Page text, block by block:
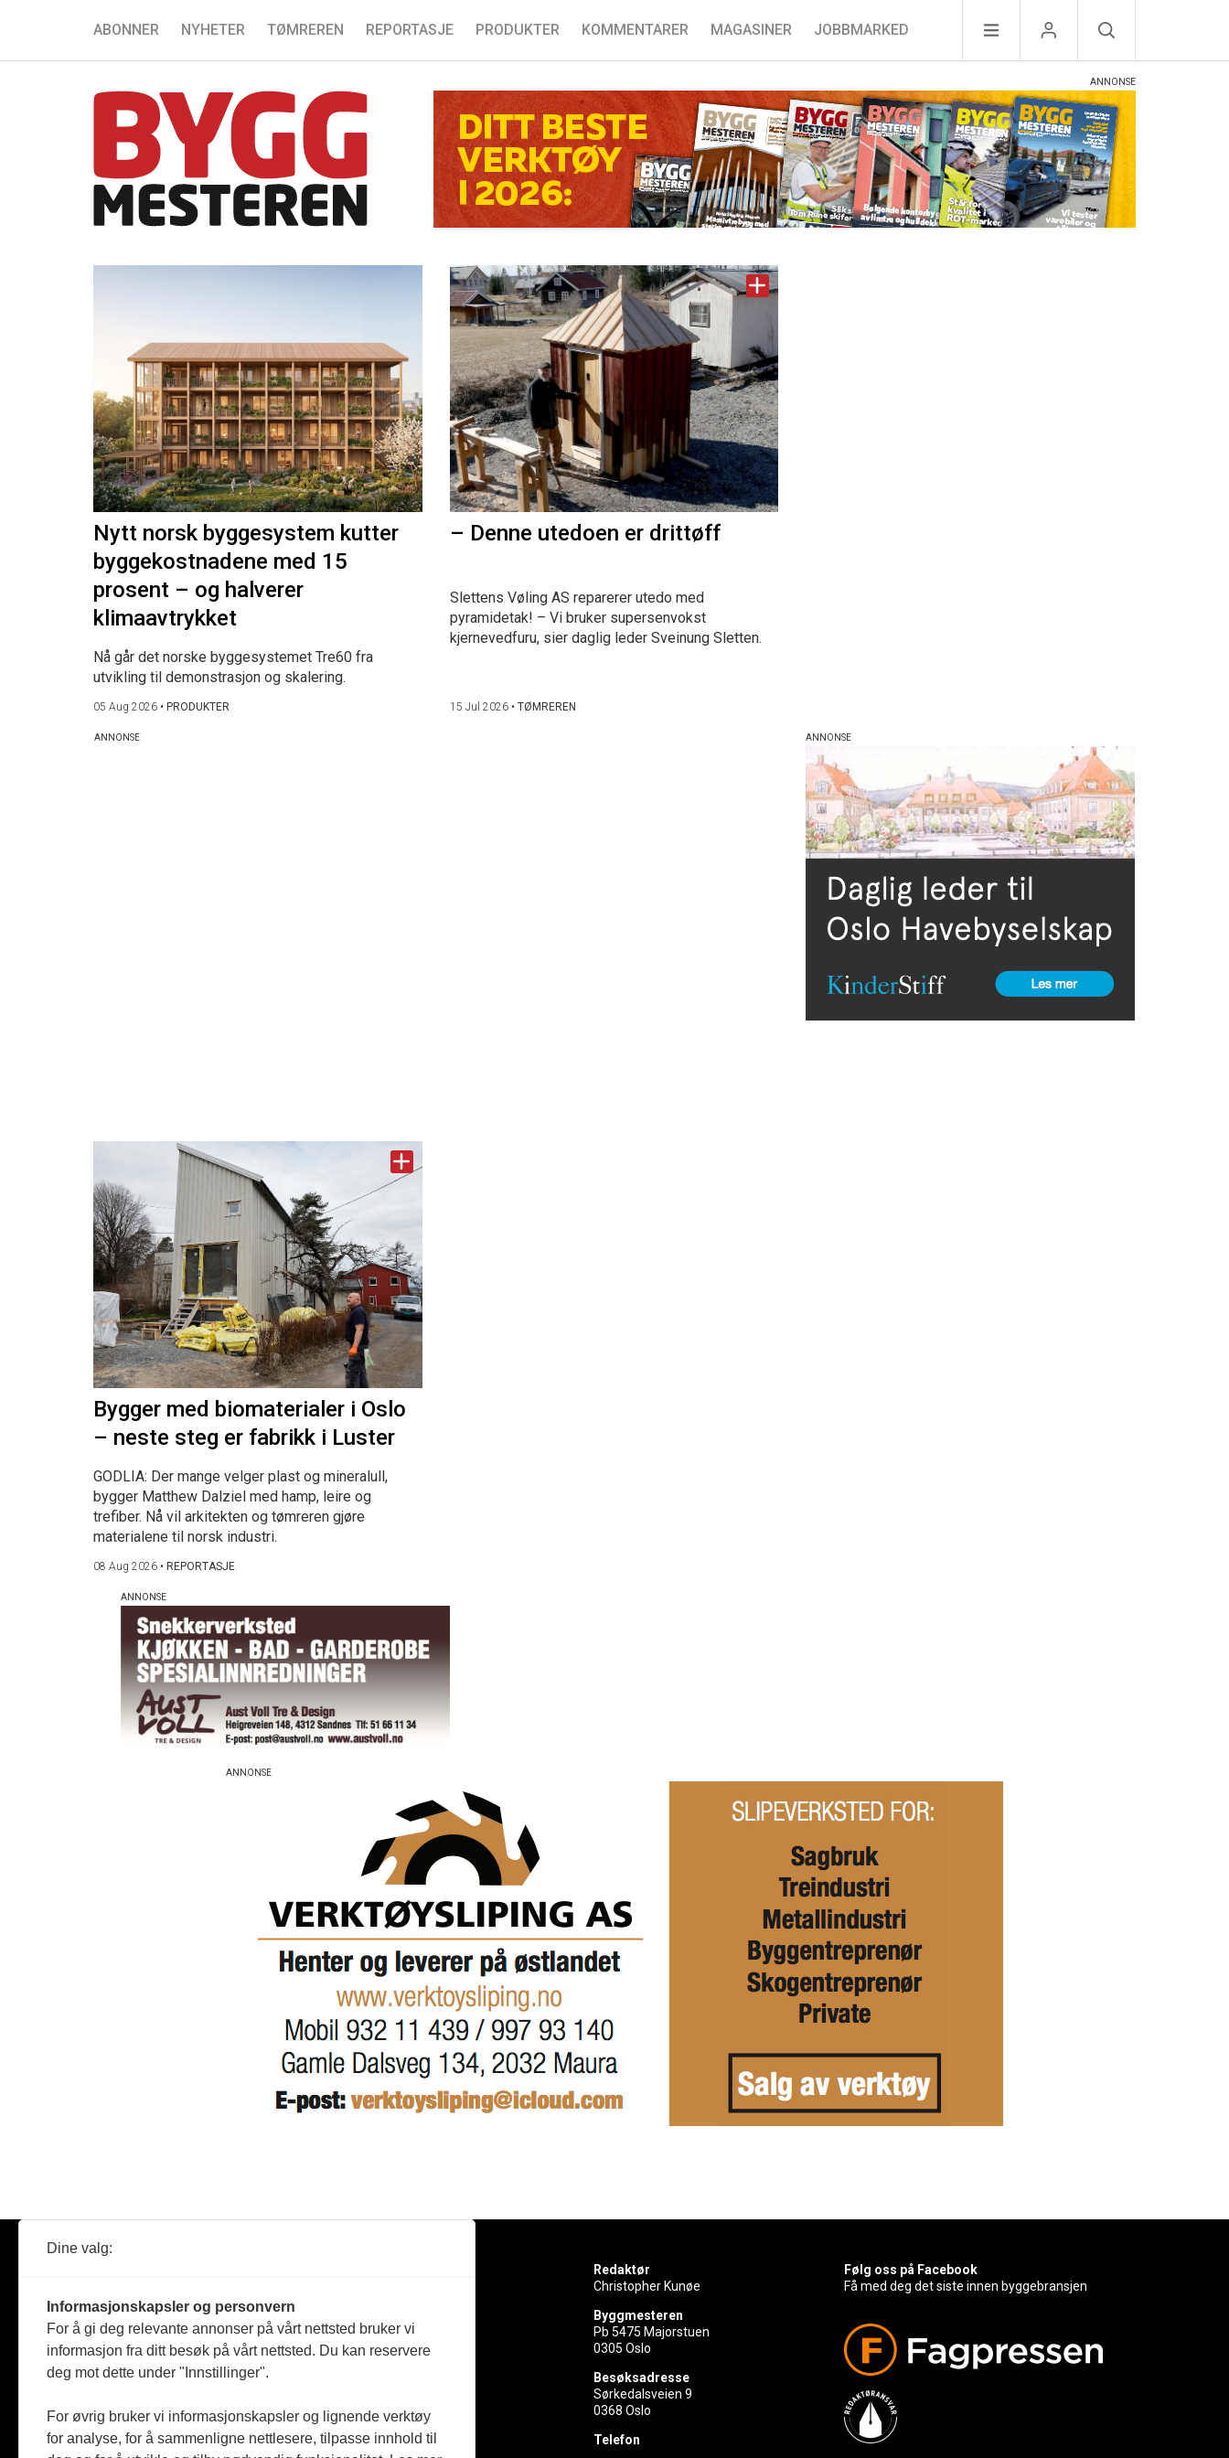
ABONNER NYHETER TØMREREN REPORTASJE PRODUKTER KOMMENTARER MAGASINER JOBBMARKED
Nytt norsk byggesystem kutter
byggekostnadene med 15
prosent – og halverer
klimaavtrykket
Nå går det norske byggesystemet Tre60 fra
utvikling til demonstrasjon og skalering.
05 Aug 2026 • PRODUKTER
– Denne utedoen er drittøff
Slettens Vøling AS reparerer utedo med
pyramidetak! – Vi bruker supersenvokst
kjernevedfuru, sier daglig leder Sveinung Sletten.
15 Jul 2026• TØMREREN
Bygger med biomaterialer i Oslo
– neste steg er fabrikk i Luster
GODLIA: Der mange velger plast og mineralull,
bygger Matthew Dalziel med hamp, leire og
trefiber. Nå vil arkitekten og tømreren gjøre
materialene til norsk industri.
08 Aug 2026 • REPORTASJE
Reportasje
Produkter
Jobbmarked
Redaktør
Christopher Kunøe
Byggmesteren
Pb 5475 Majorstuen
0305 Oslo
Besøksadresse
Sørkedalsveien 9
0368 Oslo
Telefon
Følg oss på Facebook
Få med deg det siste innen byggebransjen
Dine valg:
Informasjonskapsler og personvern
For å gi deg relevante annonser på vårt nettsted bruker vi
informasjon fra ditt besøk på vårt nettsted. Du kan reservere
deg mot dette under "Innstillinger".
For øvrig bruker vi informasjonskapsler og lignende verktøy
for analyse, for å sammenligne nettlesere, tilpasse innhold til